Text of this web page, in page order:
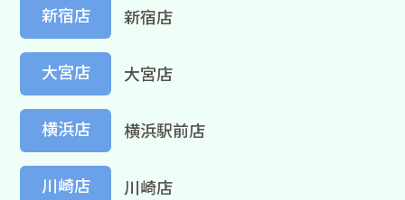
新宿店 新宿店
大宮店 大宮店
横浜店 横浜駅前店
川崎店 川崎店